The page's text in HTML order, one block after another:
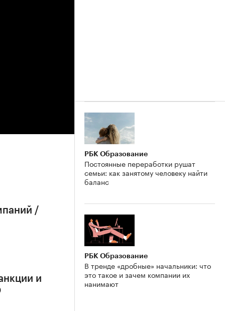
/
и
РБК Образование
Постоянные переработки рушат
семьи: как занятому человеку найти
баланс
РБК Образование
В тренде «дробные» начальники: что
это такое и зачем компании их
нанимают